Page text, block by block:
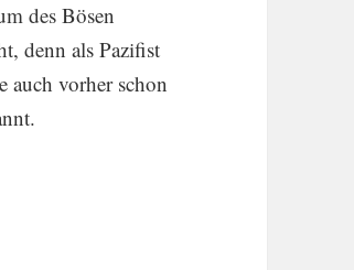
des Bösen
denn als Pazifist
auch vorher schon